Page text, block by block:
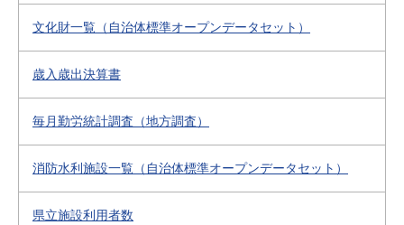
文化財一覧（自治体標準オープンデータセット）
歳入歳出決算書
毎月勤労統計調査（地方調査）
消防水利施設一覧（自治体標準オープンデータセット）
県立施設利用者数